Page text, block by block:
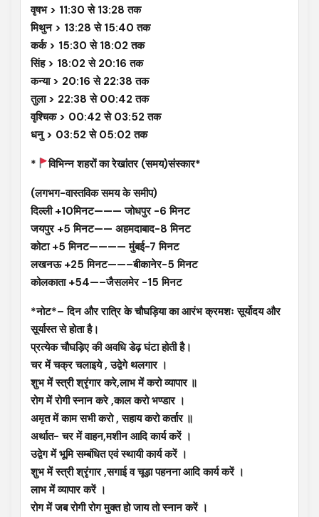
वृषभ > 11:30 से 13:28 तक
मिथुन > 13:28 से 15:40 तक
कर्क > 15:30 से 18:02 तक
सिंह > 18:02 से 20:16 तक
कन्या > 20:16 से 22:38 तक
तुला > 22:38 से 00:42 तक
वृश्चिक > 00:42 से 03:52 तक
धनु > 03:52 से 05:02 तक
* विभिन्न शहरों का रेखांतर (समय)संस्कार*
(लगभग-वास्तविक समय के समीप)
दिल्ली +10मिनट——— जोधपुर -6 मिनट
जयपुर +5 मिनट—— अहमदाबाद-8 मिनट
कोटा +5 मिनट———— मुंबई-7 मिनट
लखनऊ +25 मिनट——–बीकानेर-5 मिनट
कोलकाता +54—–जैसलमेर -15 मिनट
*नोट*– दिन और रात्रि के चौघड़िया का आरंभ क्रमशः सूर्योदय और
सूर्यास्त से होता है।
प्रत्येक चौघड़िए की अवधि डेढ़ घंटा होती है।
चर में चक्र चलाइये , उद्वेगे थलगार ।
शुभ में स्त्री श्रृंगार करे,लाभ में करो व्यापार ॥
रोग में रोगी स्नान करे ,काल करो भण्डार ।
अमृत में काम सभी करो , सहाय करो कर्तार ॥
अर्थात- चर में वाहन,मशीन आदि कार्य करें ।
उद्वेग में भूमि सम्बंधित एवं स्थायी कार्य करें ।
शुभ में स्त्री श्रृंगार ,सगाई व चूड़ा पहनना आदि कार्य करें ।
लाभ में व्यापार करें ।
रोग में जब रोगी रोग मुक्त हो जाय तो स्नान करें ।